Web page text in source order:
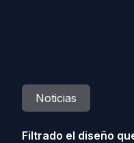
Noticias
Filtrado el diseño